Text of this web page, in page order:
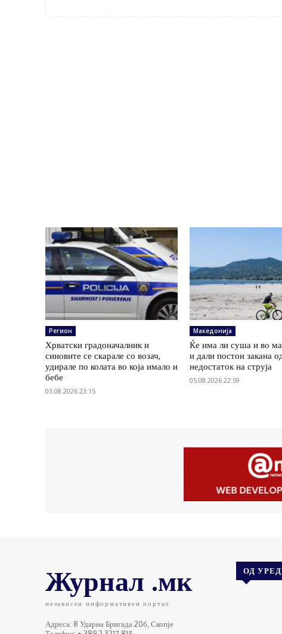
Регион
Хрватски градоначалник и
синовите се скарале со возач,
удирале по колата во која имало и
бебе
05.08.2026 23:15
Македонија
Ќе има ли суша и во
и дали постои закана
недостаток на струја
05.08.2026 22:59
Журнал .мк
независен информативен портал
Адреса: 8 Ударна Бригада 20б, Скопје
ОД